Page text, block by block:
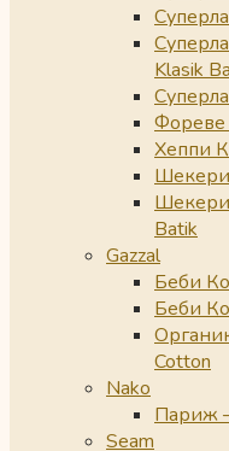
Klasik
Фореве
Хеппи
Batik
Gazzal
Беби
Беби
Cotton
Nako
Париж
Seam